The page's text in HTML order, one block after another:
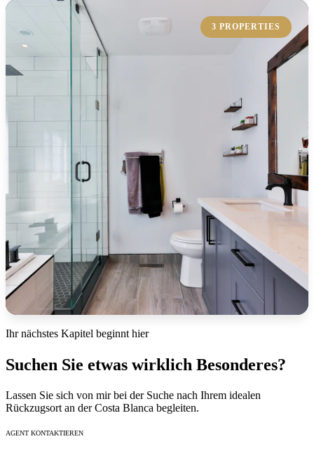
Grundstück
Entdecken Sie unsere exklusiven Grundstücke, die ideale
Voraussetzungen für den Bau Ihres Traumhauses bieten
oder eine hervorragende Investitionsmöglichkeit in
begehrten Lagen darstellen.
3 PROPERTIES
Erdgeschoss
Ihr nächstes Kapitel beginnt hier
Suchen Sie etwas wirklich Besonderes?
Lassen Sie sich von mir bei der Suche nach Ihrem idealen
Rückzugsort an der Costa Blanca begleiten.
AGENT KONTAKTIEREN